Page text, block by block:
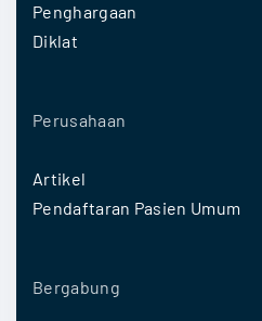
Penghargaan
Diklat
Perusahaan
Artikel
Pendaftaran Pasien Umum
Bergabung